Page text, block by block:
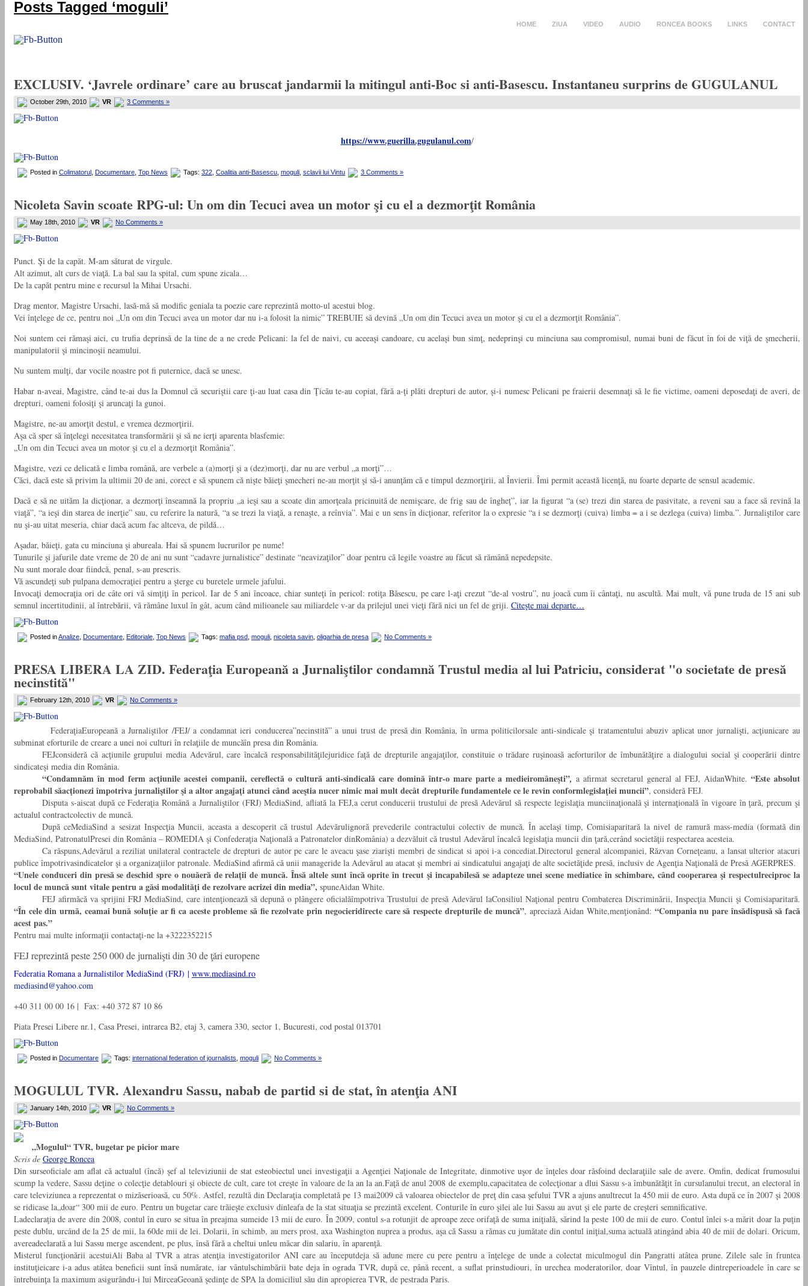
HOME ZIUA VIDEO AUDIO RONCEA BOOKS LINKS CONTACT
Posts Tagged ‘moguli’
EXCLUSIV. ‘Javrele ordinare’ care au bruscat jandarmii la mitingul anti-Boc si anti-Basescu. Instantaneu surprins de GUGULANUL
October 29th, 2010 VR 3 Comments »
https://www.guerilla.gugulanul.com/
Posted in Colimatorul Documentare Top News Tags: 322 Coalitia anti-Basescu moguli sclavii lui Vintu 3 Comments »
Nicoleta Savin scoate RPG-ul: Un om din Tecuci avea un motor şi cu el a dezmorţit România
May 18th, 2010 VR No Comments »
Punct. Şi de la capăt. M-am săturat de virgule.
Alt azimut, alt curs de viaţă. La bal sau la spital, cum spune zicala…
De la capăt pentru mine e recursul la Mihai Ursachi.
Drag mentor, Magistre Ursachi, lasă-mă să modific geniala ta poezie care reprezintă motto-ul acestui blog.
Vei înţelege de ce, pentru noi „Un om din Tecuci avea un motor dar nu i-a folosit la nimic” TREBUIE să devină „Un om din Tecuci avea un motor şi cu el a dezmorţit România”.
Noi suntem cei rămaşi aici, cu trufia deprinsă de la tine de a ne crede Pelicani: la fel de naivi, cu aceeaşi candoare, cu acelaşi bun simţ, nedeprinşi cu minciuna sau compromisul, numai buni de făcut în foi de viţă de şmecherii,
manipulatorii şi mincinoşii neamului.
Nu suntem mulţi, dar vocile noastre pot fi puternice, dacă se unesc.
Habar n-aveai, Magistre, când te-ai dus la Domnul că securiştii care ţi-au luat casa din Ţicău te-au copiat, fără a-ţi plăti drepturi de autor, şi-i numesc Pelicani pe fraierii desemnaţi să le fie victime, oameni deposedaţi de averi, de
drepturi, oameni folosiţi şi aruncaţi la gunoi.
Magistre, ne-au amorţit destul, e vremea dezmorţirii.
Aşa că sper să înţelegi necesitatea transformării şi să ne ierţi aparenta blasfemie:
„Un om din Tecuci avea un motor şi cu el a dezmorţit România”.
Magistre, vezi ce delicată e limba română, are verbele a (a)morţi şi a (dez)morţi, dar nu are verbul „a morţi”…
Căci, dacă este să privim la ultimii 20 de ani, corect e să spunem că nişte băieţi şmecheri ne-au morţit şi să-i anunţăm că e timpul dezmorţirii, al Învierii. Îmi permit această licenţă, nu foarte departe de sensul academic.
Dacă e să ne uităm la dicţionar, a dezmorţi înseamnă la propriu „a ieşi sau a scoate din amorţeala pricinuită de nemişcare, de frig sau de îngheţ”, iar la figurat “a (se) trezi din starea de pasivitate, a reveni sau a face să revină la
viaţă”, “a ieşi din starea de inerţie” sau, cu referire la natură, “a se trezi la viaţă, a renaşte, a reînvia”. Mai e un sens în dicţionar, referitor la o expresie “a i se dezmorţi (cuiva) limba = a i se dezlega (cuiva) limba.”. Jurnaliştilor care
nu şi-au uitat meseria, chiar dacă acum fac altceva, de pildă…
Aşadar, băieţi, gata cu minciuna şi abureala. Hai să spunem lucrurilor pe nume!
Tunurile şi jafurile date vreme de 20 de ani nu sunt “cadavre jurnalistice” destinate “neavizaţilor” doar pentru că legile voastre au făcut să rămână nepedepsite.
Nu sunt morale doar fiindcă, penal, s-au prescris.
Vă ascundeţi sub pulpana democraţiei pentru a şterge cu buretele urmele jafului.
Invocaţi democraţia ori de câte ori vă simţiţi în pericol. Iar de 5 ani încoace, chiar sunteţi în pericol: rotiţa Băsescu, pe care l-aţi crezut “de-al vostru”, nu joacă cum îi cântaţi, nu ascultă. Mai mult, vă pune truda de 15 ani sub
semnul incertitudinii, al întrebării, vă rămâne luxul în gât, acum când milioanele sau miliardele v-ar da prilejul unei vieţi fără nici un fel de griji. Citeşte mai departe…
Posted inAnalize Documentare Editoriale Top News Tags: mafia psd moguli nicoleta savin oligarhia de presa No Comments »
PRESA LIBERA LA ZID. Federaţia Europeană a Jurnaliştilor condamnă Trustul media al lui Patriciu, considerat "o societate de presă
necinstită"
February 12th, 2010 VR No Comments »
FederaţiaEuropeană a Jurnaliştilor /FEJ/ a condamnat ieri conducerea”necinstită” a unui trust de presă din România, în urma politicilorsale anti-sindicale şi tratamentului abuziv aplicat unor jurnalişti, acţiunicare au
subminat eforturile de creare a unei noi culturi în relaţiile de muncăîn presa din România.
FEJconsideră că acţiunile grupului media Adevărul, care încalcă responsabilităţilejuridice faţă de drepturile angajaţilor, constituie o trădare ruşinoasă aeforturilor de îmbunătăţire a dialogului social şi cooperării dintre
sindicateşi media din România.
“Condamnăm în mod ferm acţiunile acestei companii, cereflectă o cultură anti-sindicală care domină într-o mare parte a medieiromâneşti”, a afirmat secretarul general al FEJ, AidanWhite.“Este absolut
reprobabil săacţionezi împotriva jurnaliştilor şi a altor angajaţi atunci când aceştia nucer nimic mai mult decât drepturile fundamentele ce le revin conformlegislaţiei muncii”, consideră FEJ.
Disputa s-aiscat după ce Federaţia Română a Jurnaliştilor (FRJ) MediaSind, afliată la FEJ,a cerut conducerii trustului de presă Adevărul să respecte legislaţia munciinaţională şi internaţională în vigoare în ţară, precum şi
actualul contractcolectiv de muncă.
După ceMediaSind a sesizat Inspecţia Muncii, aceasta a descoperit că trustul Adevărulignoră prevederile contractului colectiv de muncă. În acelaşi timp, Comisiaparitară la nivel de ramură mass-media (formată din
MediaSind, PatronatulPresei din România – ROMEDIA şi Confederaţia Naţională a Patronatelor dinRomânia) a dezvăluit că trustul Adevărul încalcă legislaţia muncii din ţară,cerând societăţii respectarea acesteia.
Ca răspuns,Adevărul a reziliat unilateral contractele de drepturi de autor pe care le aveacu şase ziarişti membri de sindicat si apoi i-a concediat.Directorul general alcompaniei, Răzvan Corneţeanu, a lansat ulterior atacuri
publice împotrivasindicatelor şi a organizaţiilor patronale. MediaSind afirmă că unii manageride la Adevărul au atacat şi membri ai sindicatului angajaţi de alte societăţide presă, inclusiv de Agenţia Naţională de Presă AGERPRES.
“Unele conduceri din presă se deschid spre o nouăeră de relaţii de muncă. Însă altele sunt încă oprite în trecut şi incapabilesă se adapteze unei scene mediatice în schimbare, când cooperarea şi respectulreciproc la
locul de muncă sunt vitale pentru a găsi modalităţi de rezolvare acrizei din media”, spuneAidan White.
FEJ afirmăcă va sprijini FRJ MediaSind, care intenţionează să depună o plângere oficialăîmpotriva Trustului de presă Adevărul laConsiliul Naţional pentru Combaterea Discriminării, Inspecţia Muncii şi Comisiaparitară.
“În cele din urmă, ceamai bună soluţie ar fi ca aceste probleme să fie rezolvate prin negocieridirecte care să respecte drepturile de muncă”, apreciază Aidan White,menţionând: “Compania nu pare însădispusă să facă
acest pas.”
Pentru mai multe informaţii contactaţi-ne la +3222352215
FEJ reprezintă peste 250 000 de jurnalişti din 30 de ţări europene
Federatia Romana a Jurnalistilor MediaSind (FRJ) | www.mediasind.ro
mediasind@yahoo.com
+40 311 00 00 16 | Fax: +40 372 87 10 86
Piata Presei Libere nr.1, Casa Presei, intrarea B2, etaj 3, camera 330, sector 1, Bucuresti, cod postal 013701
Posted in Documentare Tags: international federation of journalists moguli No Comments »
MOGULUL TVR. Alexandru Sassu, nabab de partid si de stat, în atenţia ANI
January 14th, 2010 VR No Comments »
„Mogulul“ TVR, bugetar pe picior mare
Scris de George Roncea
Din surseoficiale am aflat că actualul (încă) şef al televiziunii de stat esteobiectul unei investigaţii a Agenţiei Naţionale de Integritate, dinmotive uşor de înţeles doar răsfoind declaraţiile sale de avere. Omfin, dedicat frumosului
scump la vedere, Sassu deţine o colecţie detablouri şi obiecte de cult, care tot creşte în valoare de la an la an.Faţă de anul 2008 de exemplu,capacitatea de colecţionar a dlui Sassu s-a îmbunătăţit în cursulanului trecut, an electoral în
care televiziunea a reprezentat o mizăserioasă, cu 50%. Astfel, rezultă din Declaraţia completată pe 13 mai2009 că valoarea obiectelor de preţ din casa şefului TVR a ajuns anultrecut la 450 mii de euro. Asta după ce în 2007 şi 2008
se ridicase la„doar“ 300 mii de euro. Pentru un bugetar care trăieşte exclusiv dinleafa de la stat situaţia se prezintă excelent. Conturile în euro şilei ale lui Sassu au avut şi ele parte de creşteri semnificative.
Ladeclaraţia de avere din 2008, contul în euro se situa în preajma sumeide 13 mii de euro. În 2009, contul s-a rotunjit de aproape zece orifaţă de suma iniţială, sărind la peste 100 de mii de euro. Contul înlei s-a mărit doar la puţin
peste dublu, urcånd de la 25 de mii, la 60de mii de lei. Dolarii, în schimb, au mers prost, axa Washington nuprea a produs, aşa că Sassu a rămas cu jumătate din contul iniţial,suma actuală atingånd abia 40 de mii de dolari. Oricum,
avereadeclarată a lui Sassu merge ascendent, pe plus, însă fără a cheltui unleu măcar din salariu, în aparenţă.
Misterul funcţionării acestuiAli Baba al TVR a atras atenţia investigatorilor ANI care au începutdeja să adune mere cu pere pentru a înţelege de unde a colectat miculmogul din Pangratti atâtea prune. Zilele sale în fruntea
instituţieicare i-a adus atâtea beneficii sunt însă numărate, iar vântulschimbării bate deja în ograda TVR, după ce, până recent, a suflat prinstudiouri, în urechea moderatorilor, doar Vîntul, în pauzele dintreperioadele în care se
întrebuinţa la maximum asigurându-i lui MirceaGeoană şedinţe de SPA la domiciliul său din apropierea TVR, de pestrada Paris.